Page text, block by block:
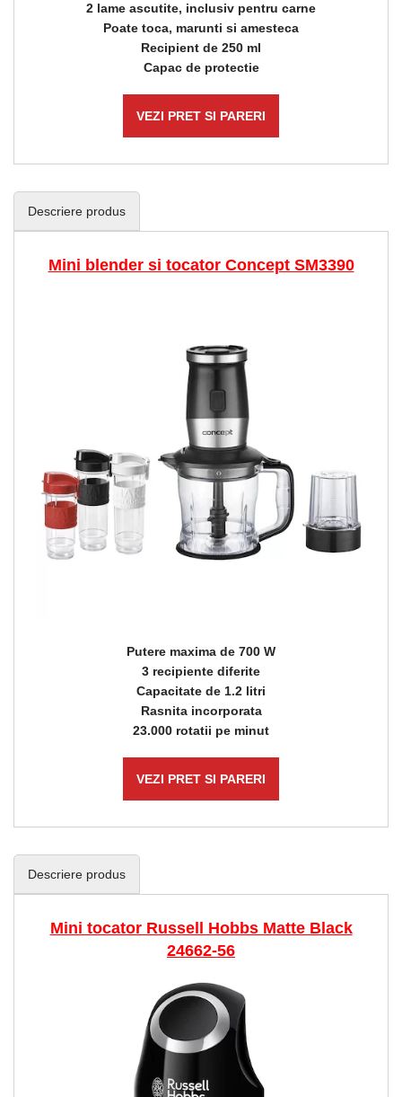
2 lame ascutite, inclusiv pentru carne
Poate toca, marunti si amesteca
Recipient de 250 ml
Capac de protectie
VEZI PRET SI PARERI
Descriere produs
Mini blender si tocator Concept SM3390
Putere maxima de 700 W
3 recipiente diferite
Capacitate de 1.2 litri
Rasnita incorporata
23.000 rotatii pe minut
VEZI PRET SI PARERI
Descriere produs
Mini tocator Russell Hobbs Matte Black
24662-56